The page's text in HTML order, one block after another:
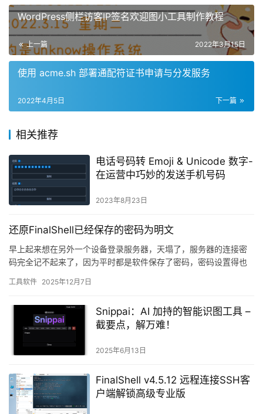
WordPress侧栏访客IP签名欢迎图小工具制作教程
上一篇 2022年3月15日
使用 acme.sh 部署通配符证书申请与分发服务
下一篇
2022年4月5日
相关推荐
电话号码转 Emoji & Unicode 数字-
在运营中巧妙的发送手机号码
2023年8月23日
还原FinalShell已经保存的密码为明文
早上起来想在另外一个设备登录服务器，天塌了，服务器的连接密
码完全记不起来了，因为平时都是软件保存了密码，密码设置得也
件（b…
工具软件 2025年12月7日
Snippai：AI 加持的智能识图工具 –
截要点，解万难！
2025年6月13日
FinalShell v4.5.12 远程连接SSH客
户端解锁高级专业版